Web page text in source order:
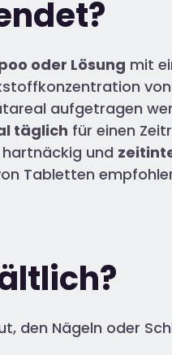
oder Lösung mit
von
aufgetragen
täglich für einen
und
Tabletten
den Nägeln oder